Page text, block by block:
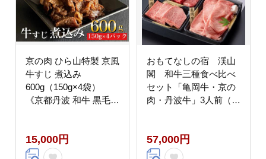
京の肉 ひら山特製 京風
牛すじ 煮込み
600g（150g×4袋）
《京都丹波 和牛 黒毛和
15,000円
おもてなしの宿 渓山
閣 和牛三種食べ比べ
セット「亀岡牛・京の
肉・丹波牛」3人前（日
道、沖縄、離島への配
送不可
57,000円